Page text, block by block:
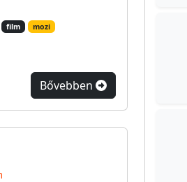
film mozi
Bővebben